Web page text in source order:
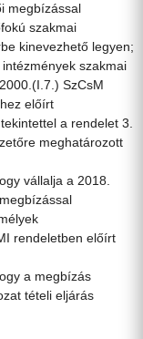
megbízással
szakmai
kinevezhető legyen;
szakmai
SzCsM
előírt
a rendelet 3.
meghatározott
vállalja a 2018.
rendeletben előírt
a megbízás
tételi eljárás